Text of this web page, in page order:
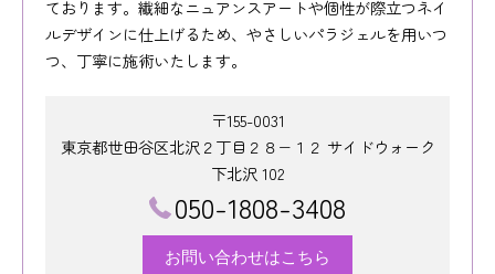
ております。繊細なニュアンスアートや個性が際立つネイ
ルデザインに仕上げるため、やさしいパラジェルを用いつ
つ、丁寧に施術いたします。
〒155-0031
東京都世田谷区北沢２丁目２８−１２ サイドウォーク
下北沢 102
050-1808-3408
お問い合わせはこちら